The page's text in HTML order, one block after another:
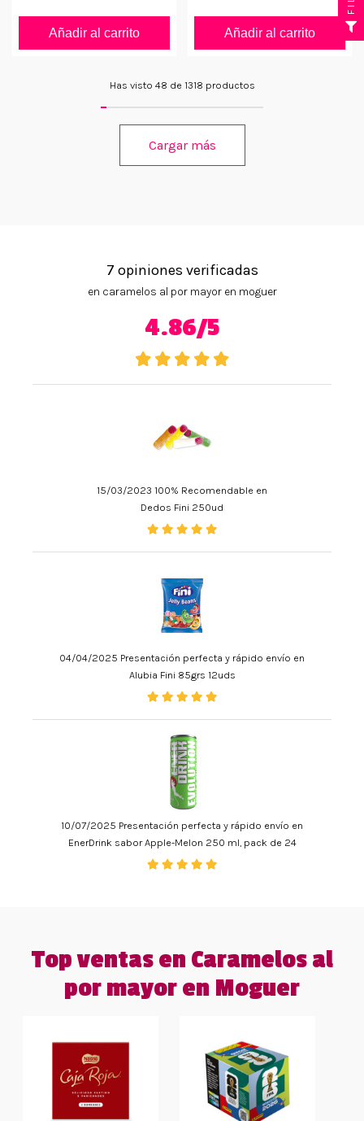
Añadir al carrito Añadir al carrito
Has visto 48 de 1318 productos
Cargar más
7 opiniones verificadas
en caramelos al por mayor en moguer
4.86/5
15/03/2023 100% Recomendable en
Dedos Fini 250ud
04/04/2025 Presentación perfecta y rápido envío en
Alubia Fini 85grs 12uds
10/07/2025 Presentación perfecta y rápido envío en
EnerDrink sabor Apple-Melon 250 ml, pack de 24
Top ventas en Caramelos al
por mayor en Moguer